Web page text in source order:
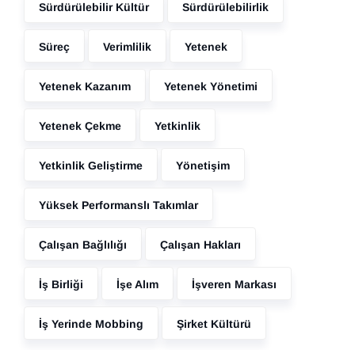
Sürdürülebilir Kültür Sürdürülebilirlik
Süreç Verimlilik Yetenek
Yetenek Kazanım Yetenek Yönetimi
Yetenek Çekme Yetkinlik
Yetkinlik Geliştirme Yönetişim
Yüksek Performanslı Takımlar
Çalışan Bağlılığı Çalışan Hakları
İş Birliği İşe Alım İşveren Markası
İş Yerinde Mobbing Şirket Kültürü